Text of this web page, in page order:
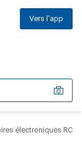
Vers l'app
électroniques RC